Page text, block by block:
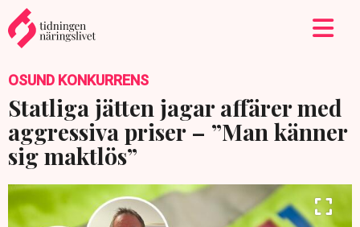
OSUND KONKURRENS
Statliga jätten jagar affärer med
aggressiva priser – ”Man känner
sig maktlös”